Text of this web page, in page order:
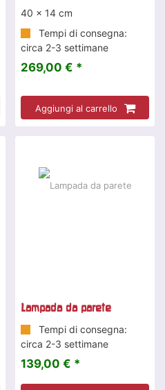
40 x 14 cm
Tempi di consegna:
circa 2-3 settimane
269,00 € *
Aggiungi al carrello
Lampada da parete
Tempi di consegna:
circa 2-3 settimane
139,00 € *